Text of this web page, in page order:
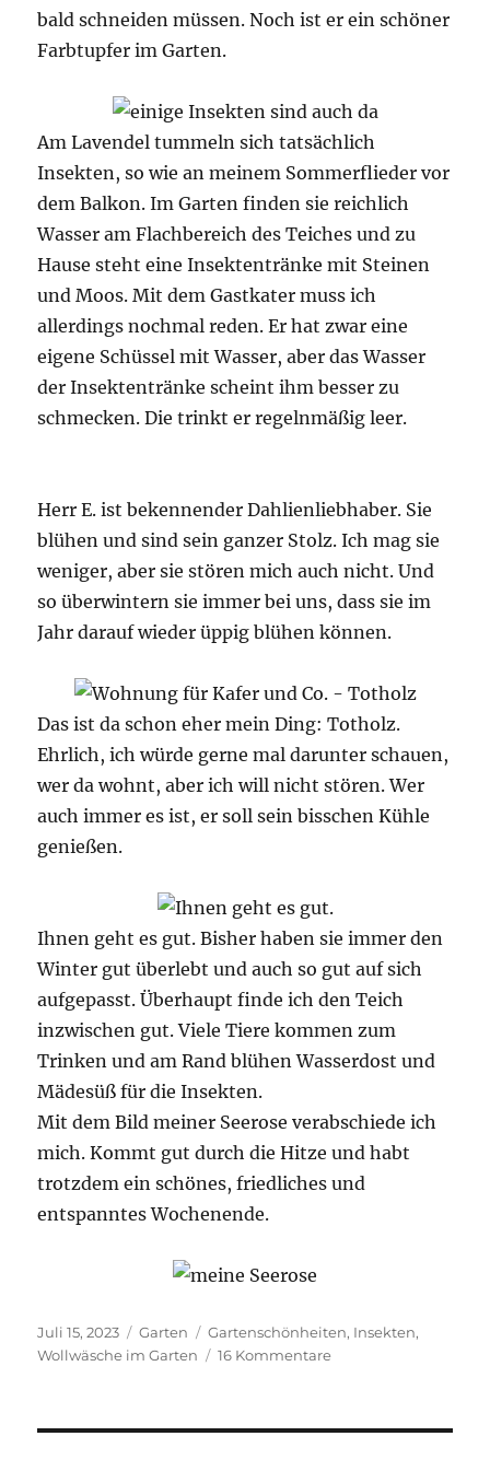
bald schneiden müssen. Noch ist er ein schöner
Farbtupfer im Garten.
Am Lavendel tummeln sich tatsächlich
Insekten, so wie an meinem Sommerflieder vor
dem Balkon. Im Garten finden sie reichlich
Wasser am Flachbereich des Teiches und zu
Hause steht eine Insektentränke mit Steinen
und Moos. Mit dem Gastkater muss ich
allerdings nochmal reden. Er hat zwar eine
eigene Schüssel mit Wasser, aber das Wasser
der Insektentränke scheint ihm besser zu
schmecken. Die trinkt er regelnmäßig leer.
Herr E. ist bekennender Dahlienliebhaber. Sie
blühen und sind sein ganzer Stolz. Ich mag sie
weniger, aber sie stören mich auch nicht. Und
so überwintern sie immer bei uns, dass sie im
Jahr darauf wieder üppig blühen können.
Das ist da schon eher mein Ding: Totholz.
Ehrlich, ich würde gerne mal darunter schauen,
wer da wohnt, aber ich will nicht stören. Wer
auch immer es ist, er soll sein bisschen Kühle
genießen.
Ihnen geht es gut. Bisher haben sie immer den
Winter gut überlebt und auch so gut auf sich
aufgepasst. Überhaupt finde ich den Teich
inzwischen gut. Viele Tiere kommen zum
Trinken und am Rand blühen Wasserdost und
Mädesüß für die Insekten.
Mit dem Bild meiner Seerose verabschiede ich
mich. Kommt gut durch die Hitze und habt
trotzdem ein schönes, friedliches und
entspanntes Wochenende.
Veröffentlicht
am
Juli 15, 2023 Kategorien
Garten Schlagwörter
Gartenschönheiten, Insekten,
Wollwäsche im Garten
16 Kommentarezu